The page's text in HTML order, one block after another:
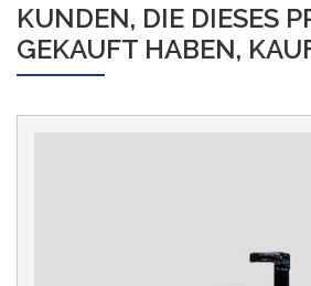
KUNDEN, DIE DIESES
GEKAUFT HABEN,